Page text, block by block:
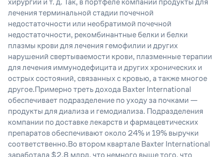
хирургии и т. д. Так, в портфеле компании продукты для
лечения терминальной стадии почечной
недостаточности или необратимой почечной
недостаточности, рекомбинантные белки и белки
плазмы крови для лечения гемофилии и других
нарушений свертываемости крови, плазменные терапии
для лечения иммунодефицита и других хронических и
острых состояний, связанных с кровью, а также многое
другое.Примерно треть дохода Baxter International
обеспечивает подразделение по уходу за почками —
продукты для диализа и гемодиализа. Подразделения
компании по доставке лекарств и фармацевтических
препаратов обеспечивают около 24% и 19% выручки
соответственно.Во втором квартале Baxter International
заработала $2,8 млрд, что немного выше того, что